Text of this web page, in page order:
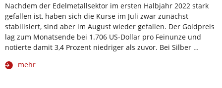
Nachdem der Edelmetallsektor im ersten Halbjahr 2022 stark
gefallen ist, haben sich die Kurse im Juli zwar zunächst
stabilisiert, sind aber im August wieder gefallen. Der Goldpreis
lag zum Monatsende bei 1.706 US-Dollar pro Feinunze und
notierte damit 3,4 Prozent niedriger als zuvor. Bei Silber …
mehr